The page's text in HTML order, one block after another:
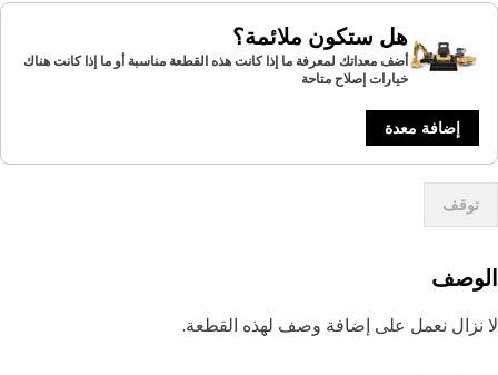
هل ستكون ملائمة؟
أضف معداتك لمعرفة ما إذا كانت هذه القطعة مناسبة أو ما إذا كانت هناك
خيارات إصلاح متاحة
إضافة معدة
توقف
نزال نعمل على إضافة وصف لهذه القطعة.